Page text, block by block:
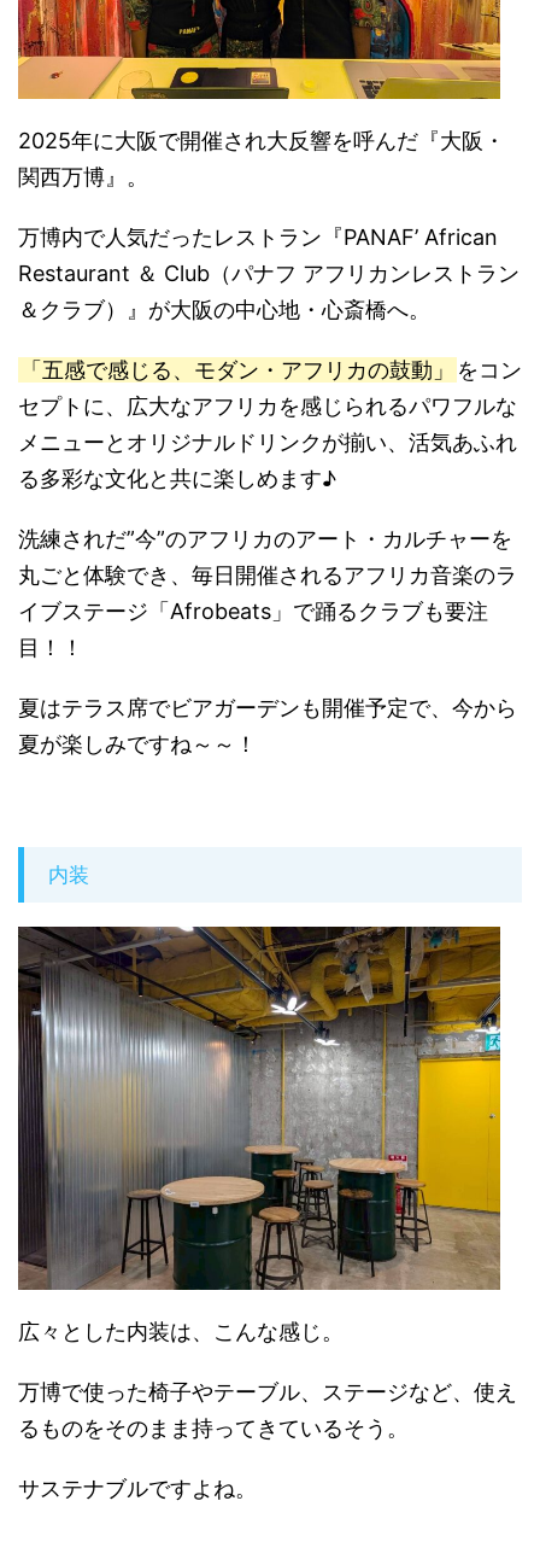
2025年に大阪で開催され大反響を呼んだ『大阪・
関西万博』。
万博内で人気だったレストラン『PANAF’ African
Restaurant ＆ Club（パナフ アフリカンレストラン
＆クラブ）』が大阪の中心地・心斎橋へ。
「五感で感じる、モダン・アフリカの鼓動」
をコン
セプトに、広大なアフリカを感じられるパワフルな
メニューとオリジナルドリンクが揃い、 活気あふれ
る多彩な文化と共に楽しめます♪
洗練されだ”今”のアフリカのアート・カルチャーを
丸ごと体験でき、毎日開催されるアフリカ音楽のラ
イブステージ「Afrobeats」で踊るクラブも要注
目！！
夏はテラス席でビアガーデンも開催予定で、今から
夏が楽しみですね～～！
内装
広々とした内装は、こんな感じ。
万博で使った椅子やテーブル、ステージなど、使え
るものをそのまま持ってきているそう。
サステナブルですよね。